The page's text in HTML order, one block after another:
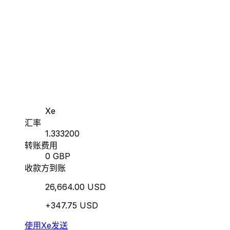
Xe
汇率
1.333200
转账费用
0 GBP
收款方到账
26,664.00 USD
+347.75 USD
使用Xe发送